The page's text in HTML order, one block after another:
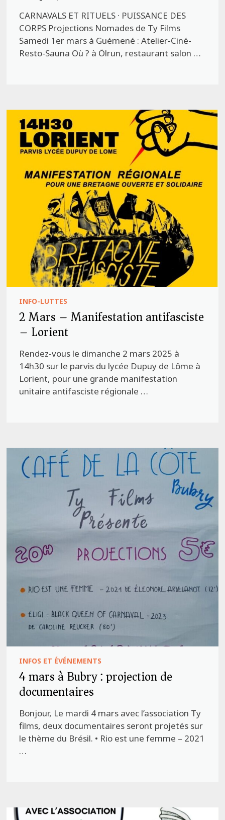
CARNAVALS ET RITUELS · PUISSANCE DES
CORPS Projections Nomades de Ty Films
Samedi 1er mars à Guémené : Atelier-Ciné-
Resto-Sauna Où ? à Ölrun, restaurant salon …
INFO-LUTTES
2 Mars – Manifestation antifasciste
– Lorient
Rendez-vous le dimanche 2 mars 2025 à
14h30 sur le parvis du lycée Dupuy de Lôme à
Lorient, pour une grande manifestation
unitaire antifasciste régionale …
INFOS ET ÉVÉNEMENTS
4 mars à Bubry : projection de
documentaires
Bonjour, Le mardi 4 mars avec l’association Ty
films, deux documentaires seront projetés sur
le thème du Brésil. • Rio est une femme – 2021
…